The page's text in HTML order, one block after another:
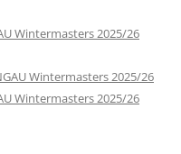
Wintermasters 2025/26
Wintermasters 2025/26
Wintermasters 2025/26